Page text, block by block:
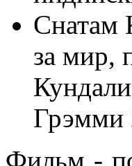
Снатам
за мир,
Грэмми
Фильм -